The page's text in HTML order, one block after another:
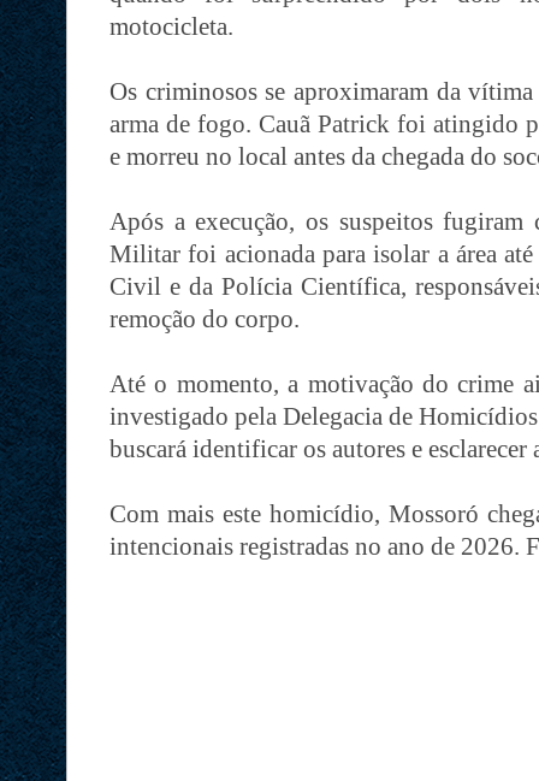
motocicleta.
Os criminosos se aproximaram da
arma de fogo. Cauã Patrick foi atingido
e morreu no local antes da chegada do
Após a execução, os suspeitos
Militar foi acionada para isolar a área
Civil e da Polícia Científica,
remoção do corpo.
Até o momento, a motivação do crime
investigado pela Delegacia de
buscará identificar os autores e esclarecer
Com mais este homicídio, Mossoró
intencionais registradas no ano de 2026.